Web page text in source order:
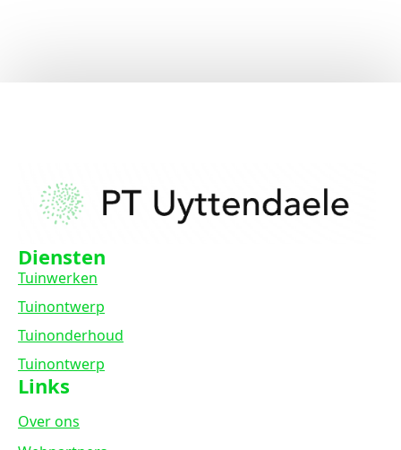
Diensten
Tuinwerken
Tuinontwerp
Tuinonderhoud
Tuinontwerp
Links
Over ons